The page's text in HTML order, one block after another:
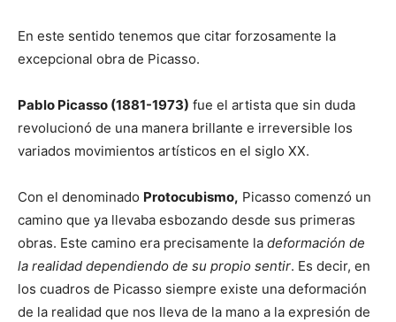
En este sentido tenemos que citar forzosamente la
excepcional obra de Picasso.
Pablo Picasso (1881-1973) fue el artista que sin duda
revolucionó de una manera brillante e irreversible los
variados movimientos artísticos en el siglo XX.
Con el denominado Protocubismo, Picasso comenzó un
camino que ya llevaba esbozando desde sus primeras
obras. Este camino era precisamente la deformación de
la realidad dependiendo de su propio sentir. Es decir, en
los cuadros de Picasso siempre existe una deformación
de la realidad que nos lleva de la mano a la expresión de